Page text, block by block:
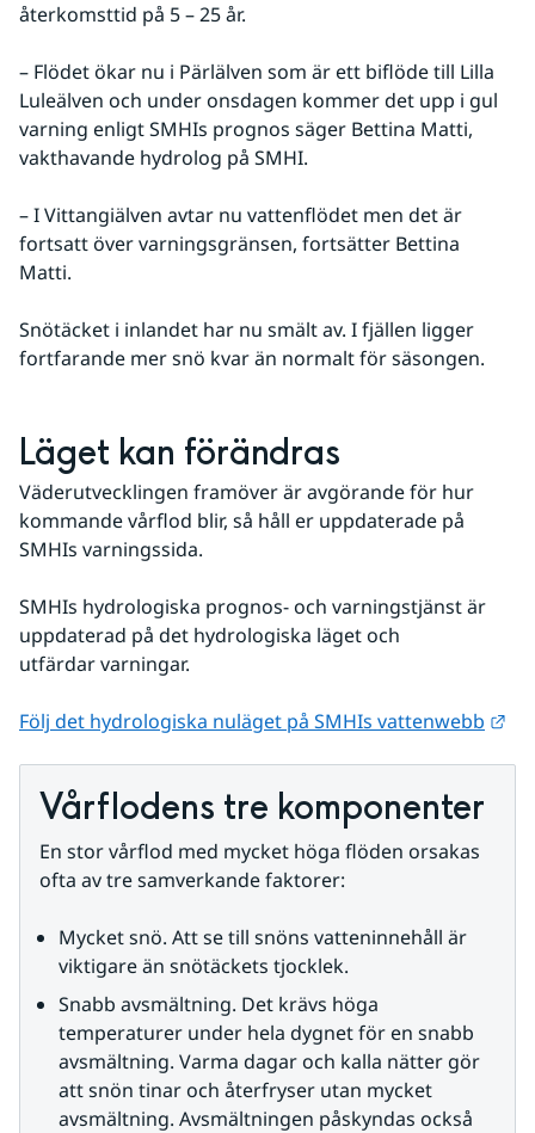
återkomsttid på 5 – 25 år.
– Flödet ökar nu i Pärlälven som är ett biflöde till Lilla
Luleälven och under onsdagen kommer det upp i gul
varning enligt SMHIs prognos säger Bettina Matti,
vakthavande hydrolog på SMHI.
– I Vittangiälven avtar nu vattenflödet men det är
fortsatt över varningsgränsen, fortsätter Bettina
Matti.
Snötäcket i inlandet har nu smält av. I fjällen ligger
fortfarande mer snö kvar än normalt för säsongen.
Läget kan förändras
Väderutvecklingen framöver är avgörande för hur
kommande vårflod blir, så håll er uppdaterade på
SMHIs varningssida.
SMHIs hydrologiska prognos- och varningstjänst är
uppdaterad på det hydrologiska läget och
utfärdar varningar.
Följ det hydrologiska nuläget på SMHIs vattenwebb
Vårflodens tre komponenter
En stor vårflod med mycket höga flöden orsakas
ofta av tre samverkande faktorer:
Mycket snö. Att se till snöns vatteninnehåll är
viktigare än snötäckets tjocklek.
Snabb avsmältning. Det krävs höga
temperaturer under hela dygnet för en snabb
avsmältning. Varma dagar och kalla nätter gör
att snön tinar och återfryser utan mycket
avsmältning. Avsmältningen påskyndas också